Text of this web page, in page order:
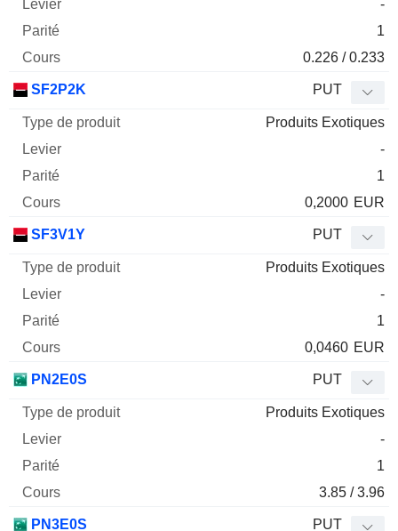
-
1
0.226 / 0.233
SF2P2K PUT
Produits Exotiques
-
1
0,2000 EUR
SF3V1Y PUT
Produits Exotiques
-
1
0,0460 EUR
PN2E0S PUT
Produits Exotiques
-
1
3.85 / 3.96
PN3E0S PUT